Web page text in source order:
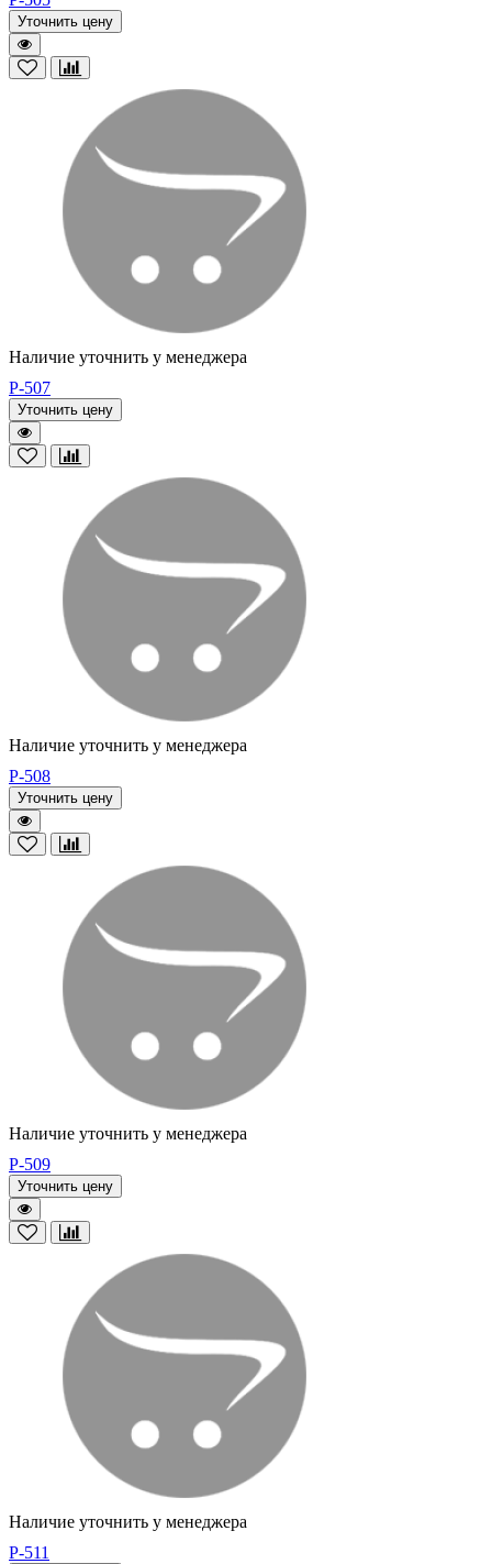
Уточнить цену
Наличие уточнить у менеджера
P-507
Уточнить цену
Наличие уточнить у менеджера
P-508
Уточнить цену
Наличие уточнить у менеджера
P-509
Уточнить цену
Наличие уточнить у менеджера
P-511